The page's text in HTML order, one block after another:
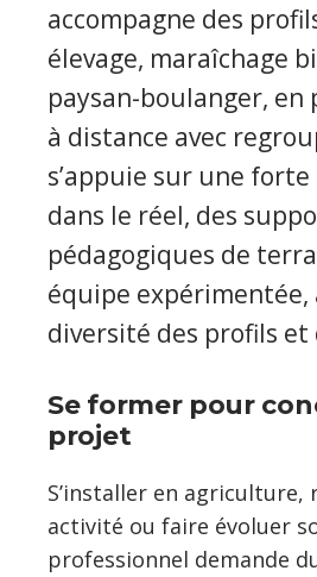
accompagne des
élevage, maraîchage
paysan-boulanger, en
à distance avec
s’appuie sur une
dans le réel, des
pédagogiques de
équipe
diversité des profils et
Se former pour
projet
S’installer en agriculture,
activité ou faire évoluer
professionnel demande